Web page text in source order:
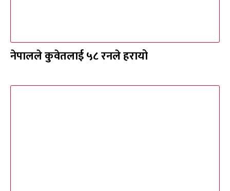
नेपालले कुवेतलाई ५८ रनले हरायो